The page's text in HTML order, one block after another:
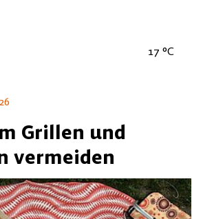
17 °C
Grillen und
vermeiden